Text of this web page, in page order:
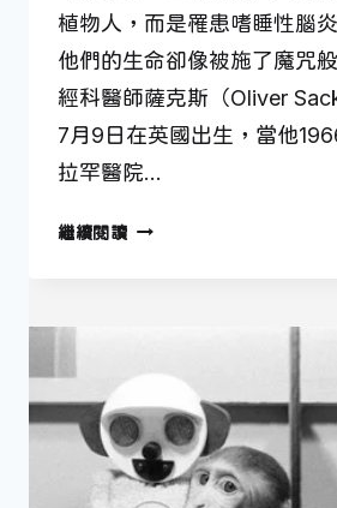
植物人，而是罹患嗜睡性腦
他們的生命卻像被施了魔咒
經科醫師薩克斯（Oliver
7月9日在英國出生，當他
拉罕醫院…
繼續閱讀7
當
代
醫
學
桂